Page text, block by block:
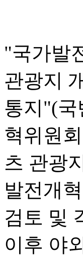
"국가발
관광지
통지"(국
혁위원
츠 관광
발전개
검토 및
이후 야